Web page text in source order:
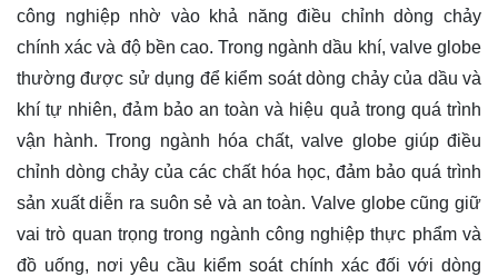
công nghiệp nhờ vào khả năng điều chỉnh dòng chảy
chính xác và độ bền cao. Trong ngành dầu khí, valve globe
thường được sử dụng để kiểm soát dòng chảy của dầu và
khí tự nhiên, đảm bảo an toàn và hiệu quả trong quá trình
vận hành. Trong ngành hóa chất, valve globe giúp điều
chỉnh dòng chảy của các chất hóa học, đảm bảo quá trình
sản xuất diễn ra suôn sẻ và an toàn. Valve globe cũng giữ
vai trò quan trọng trong ngành công nghiệp thực phẩm và
đồ uống, nơi yêu cầu kiểm soát chính xác đối với dòng